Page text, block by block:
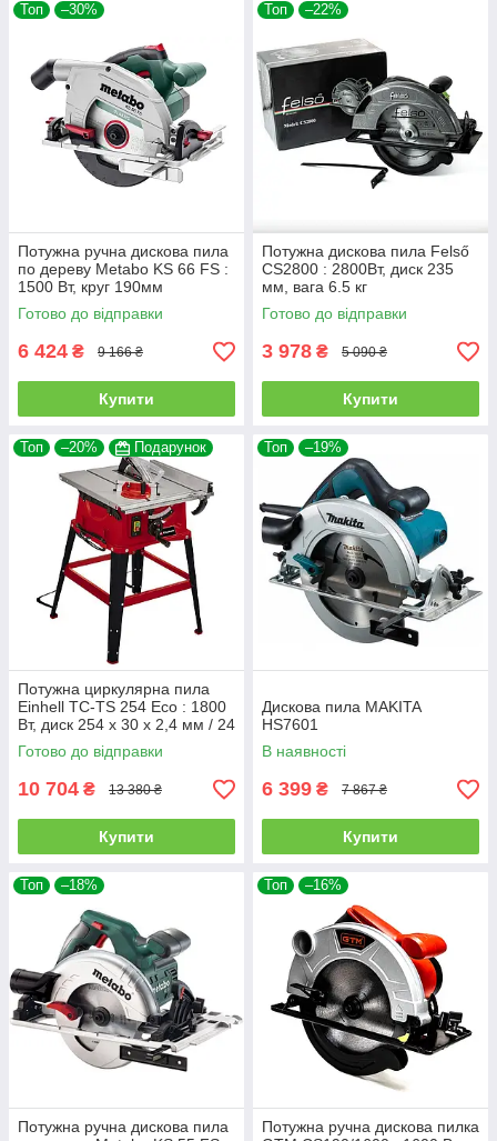
Топ –30%
Потужна ручна дискова пила
по дереву Metabo KS 66 FS :
1500 Вт, круг 190мм
циркулярна пила 601066000
Готово до відправки
6 424 ₴ 9 166 ₴
Купити
Топ –22%
Потужна дискова пила Felső
CS2800 : 2800Вт, диск 235
мм, вага 6.5 кг
Готово до відправки
3 978 ₴ 5 090 ₴
Купити
Топ –20% Подарунок
Потужна циркулярна пила
Einhell TC-TS 254 Eco : 1800
Вт, диск 254 x 30 x 2,4 мм / 24
HM, 4250 об/хв (4340505)
Готово до відправки
10 704 ₴ 13 380 ₴
Купити
Топ –19%
Дискова пила MAKITA
HS7601
В наявності
6 399 ₴ 7 867 ₴
Купити
Топ –18%
Потужна ручна дискова пила
Топ –16%
Потужна ручна дискова пилка